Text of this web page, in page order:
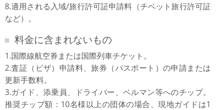
8.適用される入域/旅行許可証申請料（チベット旅行許可証
など）。
料金に含まれないもの
1.国際線航空券または国際列車チケット。
2.査証（ビザ）申請料、旅券（パスポート）の申請または
更新手数料。
3.ガイド、添乗員、ドライバー、ベルマン等へのチップ。
推奨チップ額：10名様以上の団体の場合、現地ガイドは1